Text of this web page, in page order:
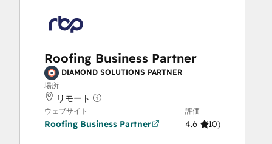
Roofing Business Partner
DIAMOND SOLUTIONS PARTNER
場所
リモート
ウェブサイト
Roofing Business Partner
評価
4.6 (10)